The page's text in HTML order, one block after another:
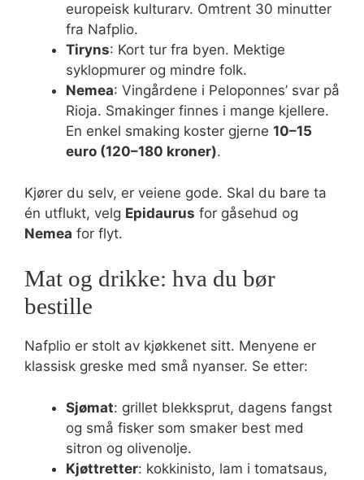
europeisk kulturarv. Omtrent 30 minutter
fra Nafplio.
Tiryns: Kort tur fra byen. Mektige
syklopmurer og mindre folk.
Nemea: Vingårdene i Peloponnes’ svar på
Rioja. Smakinger finnes i mange kjellere.
En enkel smaking koster gjerne 10–15
euro (120–180 kroner).
Kjører du selv, er veiene gode. Skal du bare ta
én utflukt, velg Epidaurus for gåsehud og
Nemea for flyt.
Mat og drikke: hva du bør
bestille
Nafplio er stolt av kjøkkenet sitt. Menyene er
klassisk greske med små nyanser. Se etter:
Sjømat: grillet blekksprut, dagens fangst
og små fisker som smaker best med
sitron og olivenolje.
Kjøttretter: kokkinisto, lam i tomatsaus,